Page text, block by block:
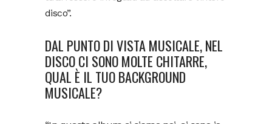
disco”.
DAL PUNTO DI VISTA MUSICALE, NEL
DISCO CI SONO MOLTE CHITARRE,
QUAL È IL TUO BACKGROUND
MUSICALE?